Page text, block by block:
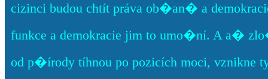
cizinci budou chtít práva ob�an� a
funkce a demokracie jim to umo�ní. A a�
od p�írody tíhnou po pozicích moci, vznikne